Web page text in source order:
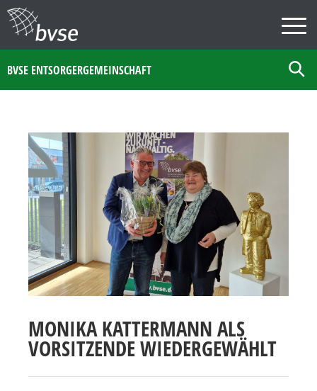
BVSE ENTSORGERGEMEINSCHAFT
MONIKA KATTERMANN ALS
VORSITZENDE WIEDERGEWÄHLT